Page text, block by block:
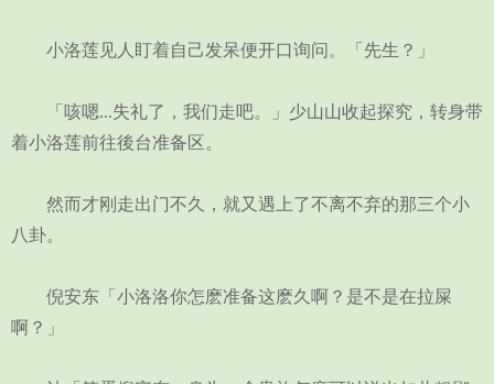
小洛莲见人盯着自己发呆便开口询问。「先生？」
「咳嗯...失礼了，我们走吧。」少山山收起探究，转身带
着小洛莲前往後台准备区。
然而才刚走出门不久，就又遇上了不离不弃的那三个小
八卦。
倪安东「小洛洛你怎麽准备这麽久啊？是不是在拉屎
啊？」